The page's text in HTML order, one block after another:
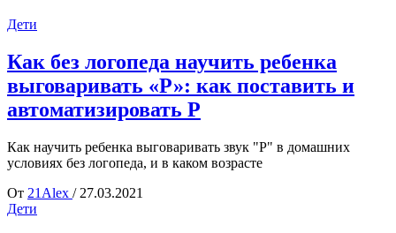
Дети
Как без логопеда научить ребенка
выговаривать «Р»: как поставить и
автоматизировать Р
Как научить ребенка выговаривать звук "Р" в домашних
условиях без логопеда, и в каком возрасте
От 21Alex / 27.03.2021
Дети